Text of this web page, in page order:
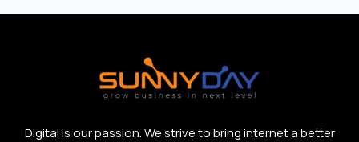
Digital is our passion. We strive to bring internet a better